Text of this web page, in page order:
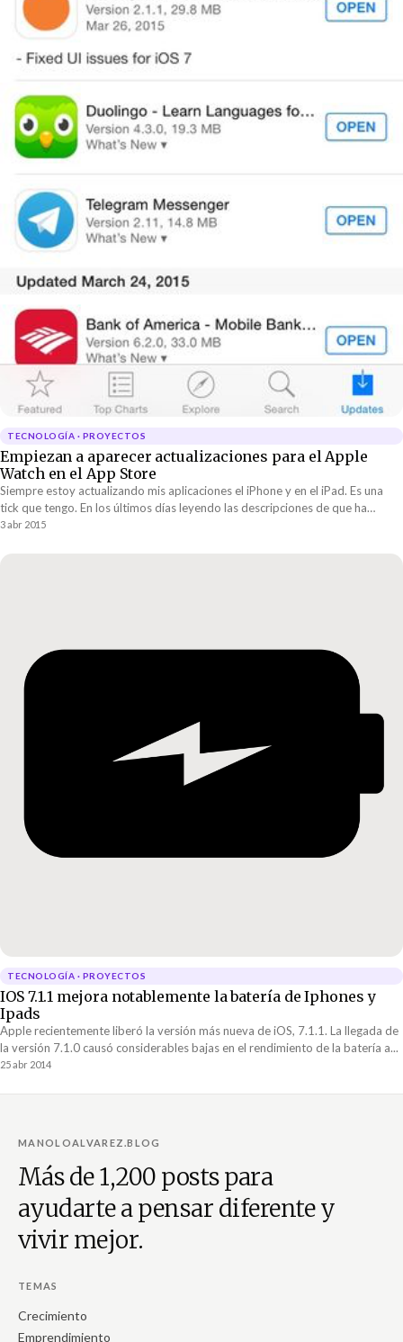
TECNOLOGÍA · PROYECTOS
Empiezan a aparecer actualizaciones para el Apple
Watch en el App Store
Siempre estoy actualizando mis aplicaciones el iPhone y en el iPad. Es una
tick que tengo. En los últimos días leyendo las descripciones de que ha
cambiado en...
3 abr 2015
TECNOLOGÍA · PROYECTOS
IOS 7.1.1 mejora notablemente la batería de Iphones y
Ipads
Apple recientemente liberó la versión más nueva de iOS, 7.1.1. La llegada de
la versión 7.1.0 causó considerables bajas en el rendimiento de la batería a...
25 abr 2014
MANOLOALVAREZ.BLOG
Más de 1,200 posts para
ayudarte a pensar diferente y
vivir mejor.
TEMAS
Crecimiento
Emprendimiento